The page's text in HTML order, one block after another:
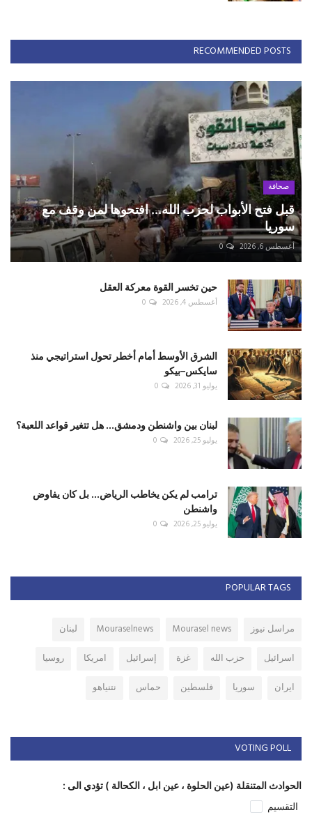
RECOMMENDED POSTS
صحافة
قبل فتح الأبواب لحزب الله... افتحوها لمن وقف مع
سوريا
أغسطس 6, 2026 0
حين تخسر القوة معركة العقل
أغسطس 4, 2026 0
الشرق الأوسط أمام أخطر تحول استراتيجي منذ
سايكس–بيكو
يوليو 31, 2026 0
لبنان بين واشنطن ودمشق... هل تتغير قواعد اللعبة؟
يوليو 25, 2026 0
ترامب لم يكن يخاطب الرياض... بل كان يفاوض
واشنطن
يوليو 25, 2026 0
POPULAR TAGS
مراسل نيوز Mourasel news
Mouraselnews
لبنان
اسرائيل
حزب الله غزة إسرائيل امريكا
روسيا
ايران
سوريا فلسطين حماس نتنياهو
VOTING POLL
الحوادث المتنقلة (عين الحلوة ، عين ابل ، الكحالة ) تؤدي الى :
التقسيم